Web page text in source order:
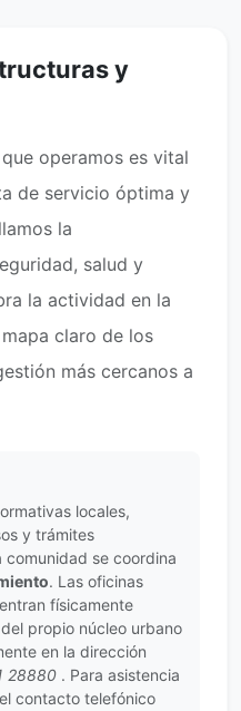
y
operamos es vital
de servicio óptima y
la
salud y
la actividad en la
claro de los
más cercanos a
locales,
y trámites
se coordina
. Las oficinas
físicamente
propio núcleo urbano
en la dirección
28880 . Para asistencia
contacto telefónico